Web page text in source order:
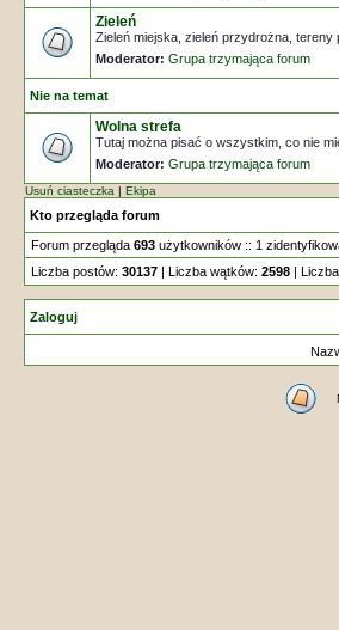
Zieleń
Zieleń miejska, zieleń przydrożna, tereny
Moderator: Grupa trzymająca forum
Nie na temat
Wolna strefa
Tutaj można pisać o wszystkim, co nie
Moderator: Grupa trzymająca forum
Usuń ciasteczka | Ekipa
Kto przegląda forum
Forum przegląda 693użytkowników :: 1
Liczba postów: 30137| Liczba wątków: 2598| Liczba
Zaloguj